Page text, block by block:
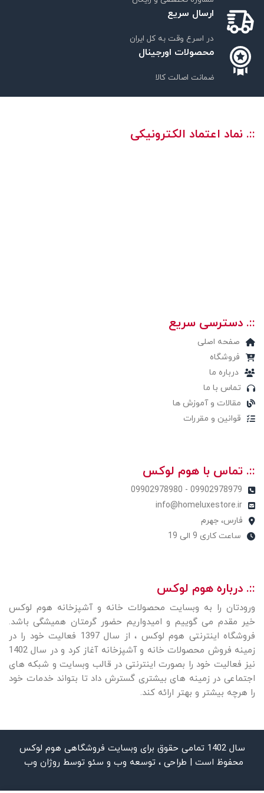
ارسال سریع
در اسرع وقت به کل ایران
محصولات اورجینال
ضمانت اصالت کالا
::. نماد اعتماد الکترونیکی
::. دسترسی سریع
صفحه اصلی
فروشگاه
درباره ما
تماس با ما
مقالات و آموزش ها
قوانین و مقررات
::. تماس با هوم لوکس
09902978979 - 09902978980
info@homeluxestore.ir
فارس، جهرم
ساعت کاری 9 الی 19
::. درباره هوم لوکس
ورودتان را به وبسایت محصولات خانه و آشپزخانه هوم لوکس
خیر مقدم می گوییم و امیدواریم حضور گرمتان همیشگی باشد.
فروشگاه اینترنتی هوم لوکس ، از سال 1397 فعالیت خود را در
زمینه فروش محصولات خانه و آشپزخانه آغاز کرد و در سال 1402
نیز فعالیت خود را بصورت اینترنتی در قالب وبسایت و شبکه های
اجتماعی در زمینه های بیشتری گسترش داد تا بتواند خدمات خود
را هرچه بیشتر و بهتر ارائه کند.
سال 1402 تمامی حقوق برای وبسایت فروشگاهی هوم لوکس
محفوظ است | طراحی ، توسعه وب و سئو توسط روژان وب